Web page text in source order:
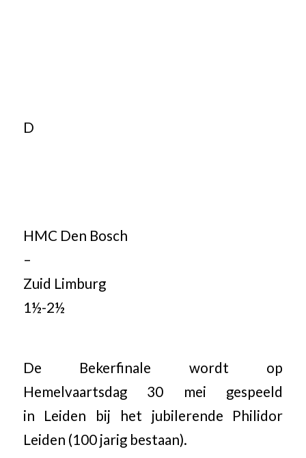
D
HMC Den Bosch
–
Zuid Limburg
1½-2½
De Bekerfinale wordt op
Hemelvaartsdag 30 mei gespeeld
in Leiden bij het jubilerende Philidor
Leiden (100 jarig bestaan).